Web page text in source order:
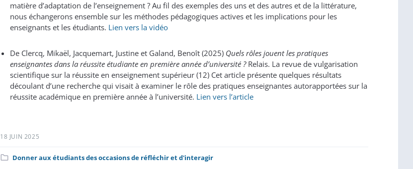
matière d’adaptation de l’enseignement ? Au fil des exemples des uns et des autres et de la littérature,
nous échangerons ensemble sur les méthodes pédagogiques actives et les implications pour les
enseignants et les étudiants. Lien vers la vidéo
De Clercq, Mikaël, Jacquemart, Justine et Galand, Benoît (2025) Quels rôles jouent les pratiques
enseignantes dans la réussite étudiante en première année d’université ?Relais. La revue de vulgarisation
scientifique sur la réussite en enseignement supérieur (12) Cet article présente quelques résultats
découlant d’une recherche qui visait à examiner le rôle des pratiques enseignantes autorapportées sur la
réussite académique en première année à l’université. Lien vers l’article
18 JUIN 2025
Catégorie
Donner aux étudiants des occasions de réfléchir et d'interagir